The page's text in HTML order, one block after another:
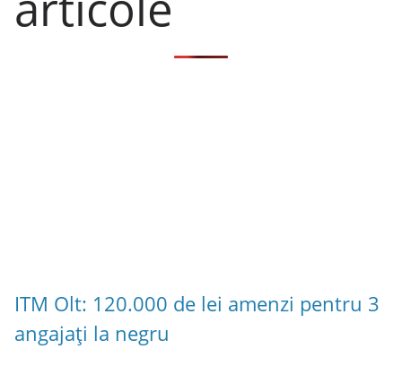
ITM Olt: 120.000 de lei amenzi pentru 3
angajați la negru